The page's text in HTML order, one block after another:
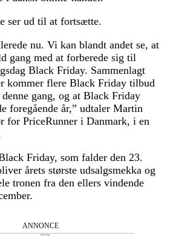
ser ud til at fortsætte.
nu. Vi kan blandt andet se, at
gang med at forberede sig til
Black Friday. Sammenlagt
kommer flere Black Friday tilbud
gang, og at Black Friday
foregående år,” udtaler Martin
for PriceRunner i Danmark, i en
Friday, som falder den 23.
årets største udsalgsmekka og
tronen fra den ellers vindende
ANNONCE